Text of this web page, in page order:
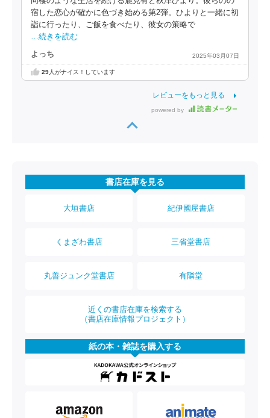
宿した恋心が確かに色づき始める第2弾。ひよりと一緒に初
詣に行ったり、ご飯を食べたり、彼女の策略で
…続きを読む
よっち 2025年03月07日
29人がナイス！しています
レビューをもっと見る
powered by
書店在庫を見る
大垣書店 紀伊國屋書店
くまざわ書店 三省堂書店
丸善ジュンク堂書店 有隣堂
近くの書店在庫を検索する
（書店在庫情報プロジェクト）
紙の本・雑誌を購入する